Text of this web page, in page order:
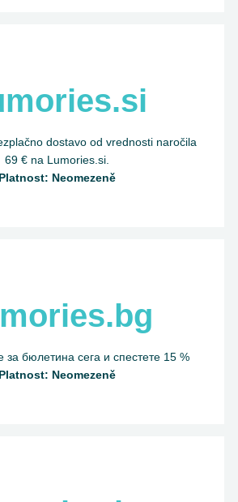
dostavo od vrednosti naročila
69 € na Lumories.si.
Platnost: Neomezeně
за бюлетина сега и спестете 15 %
Platnost: Neomezeně